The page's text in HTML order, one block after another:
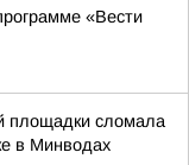
«Вести
площадки сломала
в Минводах